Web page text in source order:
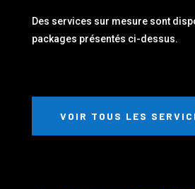
Des services sur mesure sont
packages présentés ci-dessus.
VOIR TOUS LES